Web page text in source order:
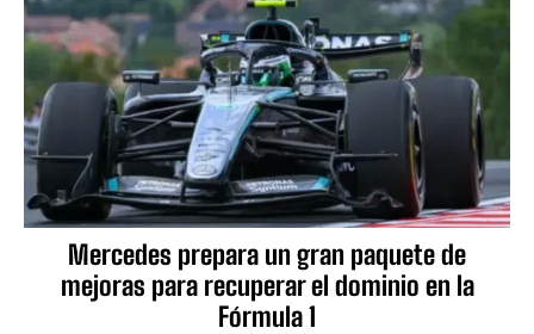
Mercedes prepara un gran paquete de
mejoras para recuperar el dominio en la
Fórmula 1